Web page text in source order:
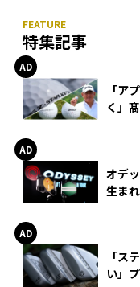
特集記事
「ア
く」
オデ
生ま
「ス
い」